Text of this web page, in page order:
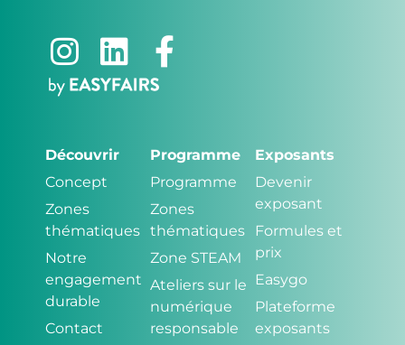
Découvrir
Concept
Zones
thématiques
Notre
engagement
durable
Contact
Programme
Programme
Zones
thématiques
Zone STEAM
Ateliers sur le
numérique
responsable
Exposants
Devenir
exposant
Formules et
prix
Easygo
Plateforme
exposants